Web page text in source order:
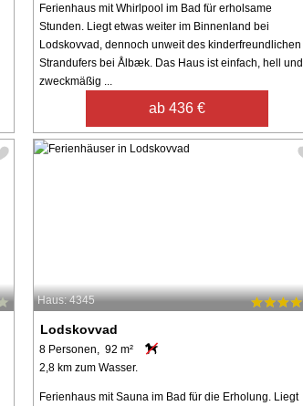
Ferienhaus mit Whirlpool im Bad für erholsame
Stunden. Liegt etwas weiter im Binnenland bei
Lodskovvad, dennoch unweit des kinderfreundlichen
Strandufers bei Ålbæk. Das Haus ist einfach, hell und
zweckmäßig ...
ab 436 €
Haus: 4345
Lodskovvad
8 Personen, 92 m²
2,8 km zum Wasser.
Ferienhaus mit Sauna im Bad für die Erholung. Liegt